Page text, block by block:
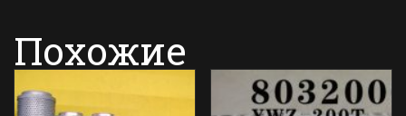
Похожие